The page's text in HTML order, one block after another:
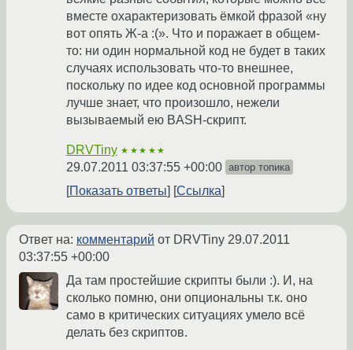
вместе охарактеризовать ёмкой фразой «ну
вот опять Ж-а :(». Что и поражает в общем-
то: ни один нормальной код не будет в таких
случаях использовать что-то внешнее,
поскольку по идее код основной программы
лучше знает, что произошло, нежели
вызываемый ею BASH-скрипт.
DRVTiny ★★★★★
29.07.2011 03:37:55 +00:00 автор топика
Показать ответы Ссылка
Ответ на: комментарий от DRVTiny 29.07.2011
03:37:55 +00:00
Да там простейшие скрипты были :). И, на
сколько помню, они опциональны т.к. оно
само в критических ситуациях умело всё
делать без скриптов.